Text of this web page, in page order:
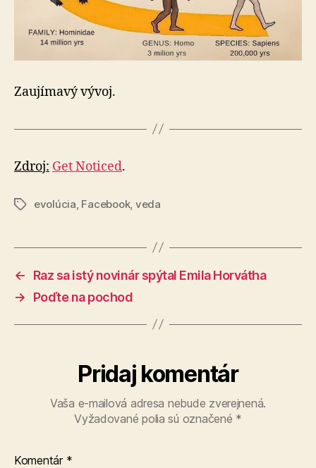
Zaujímavý vývoj.
Zdroj: Get Noticed.
Značkyevolúcia Facebook, veda
←
Raz sa istý novinár spýtal Emila Horvátha
→
Poďte na pochod
Pridaj komentár
Vaša e-mailová adresa nebude zverejnená.
Vyžadované polia sú označené *
Komentár *